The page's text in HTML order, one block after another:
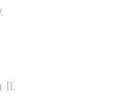
II.